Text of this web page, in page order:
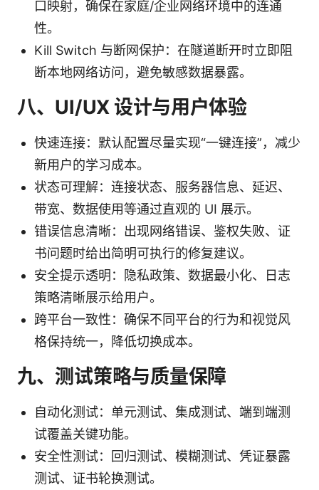
口映射，确保在家庭/企业网络环境中的连通
性。
Kill Switch 与断网保护：在隧道断开时立即阻
断本地网络访问，避免敏感数据暴露。
八、UI/UX 设计与用户体验
快速连接：默认配置尽量实现“一键连接”，减少
新用户的学习成本。
状态可理解：连接状态、服务器信息、延迟、
带宽、数据使用等通过直观的 UI 展示。
错误信息清晰：出现网络错误、鉴权失败、证
书问题时给出简明可执行的修复建议。
安全提示透明：隐私政策、数据最小化、日志
策略清晰展示给用户。
跨平台一致性：确保不同平台的行为和视觉风
格保持统一，降低切换成本。
九、测试策略与质量保障
自动化测试：单元测试、集成测试、端到端测
试覆盖关键功能。
安全性测试：回归测试、模糊测试、凭证暴露
测试、证书轮换测试。